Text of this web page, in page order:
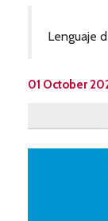
Lenguaje
01 October